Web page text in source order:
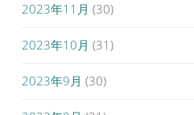
2023年11月 (30)
2023年10月 (31)
2023年9月 (30)